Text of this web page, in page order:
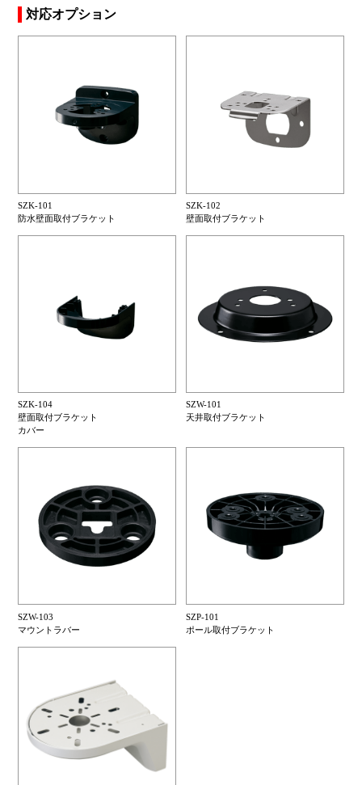
対応オプション
SZK-101
防水壁面取付ブラケット
SZK-102
壁面取付ブラケット
SZK-104
壁面取付ブラケット
カバー
SZW-101
天井取付ブラケット
SZW-103
マウントラバー
SZP-101
ポール取付ブラケット